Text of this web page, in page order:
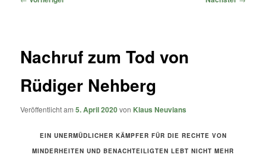
Nachruf zum Tod von
Rüdiger Nehberg
Veröffentlicht am5. April 2020von Klaus Neuvians
EIN UNERMÜDLICHER KÄMPFER FÜR DIE RECHTE VON
MINDERHEITEN UND BENACHTEILIGTEN LEBT NICHT MEHR